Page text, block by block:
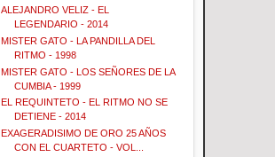
ALEJANDRO VELIZ - EL
LEGENDARIO - 2014
MISTER GATO - LA PANDILLA DEL
RITMO - 1998
MISTER GATO - LOS SEÑORES DE LA
CUMBIA - 1999
EL REQUINTETO - EL RITMO NO SE
DETIENE - 2014
EXAGERADISIMO DE ORO 25 AÑOS
CON EL CUARTETO - VOL...